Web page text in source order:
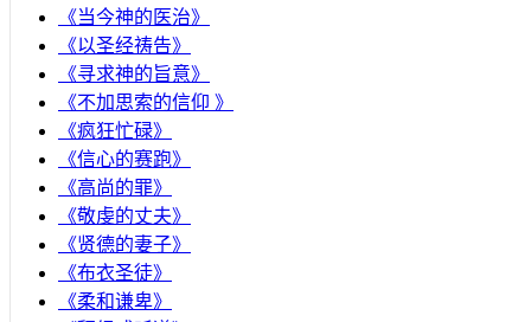
《当今神的医治》
《以圣经祷告》
《寻求神的旨意》
《不加思索的信仰 》
《疯狂忙碌》
《信心的赛跑》
《高尚的罪》
《敬虔的丈夫》
《贤德的妻子》
《布衣圣徒》
《柔和谦卑》